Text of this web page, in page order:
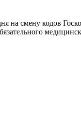
смену кодов